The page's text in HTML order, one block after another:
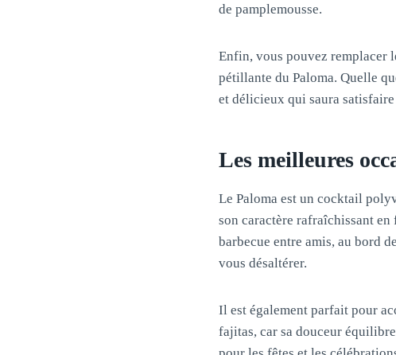
de pamplemousse.
Enfin, vous pouvez remplacer
pétillante du Paloma. Quelle
et délicieux qui saura
Les meilleures
Le Paloma est un cocktail
son caractère rafraîchissant en
barbecue entre amis, au bord
vous désaltérer.
Il est également parfait pour
fajitas, car sa douceur